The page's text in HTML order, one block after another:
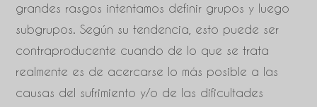
grandes rasgos intentamos definir grupos y luego
subgrupos. Según su tendencia, esto puede ser
contraproducente cuando de lo que se trata
realmente es de acercarse lo más posible a las
causas del sufrimiento y/o de las dificultades